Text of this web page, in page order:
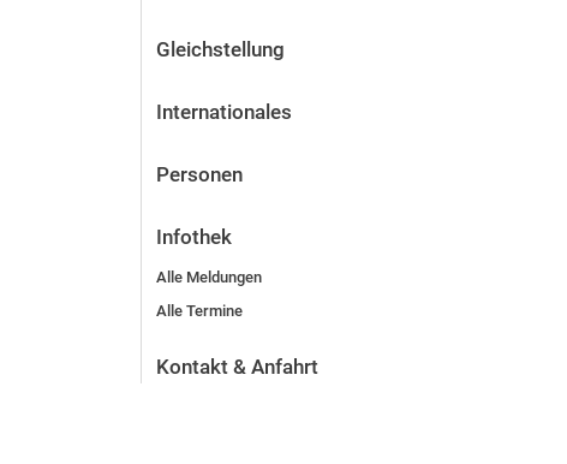
Gleichstellung
Internationales
Personen
Infothek
Alle Meldungen
Alle Termine
Kontakt & Anfahrt